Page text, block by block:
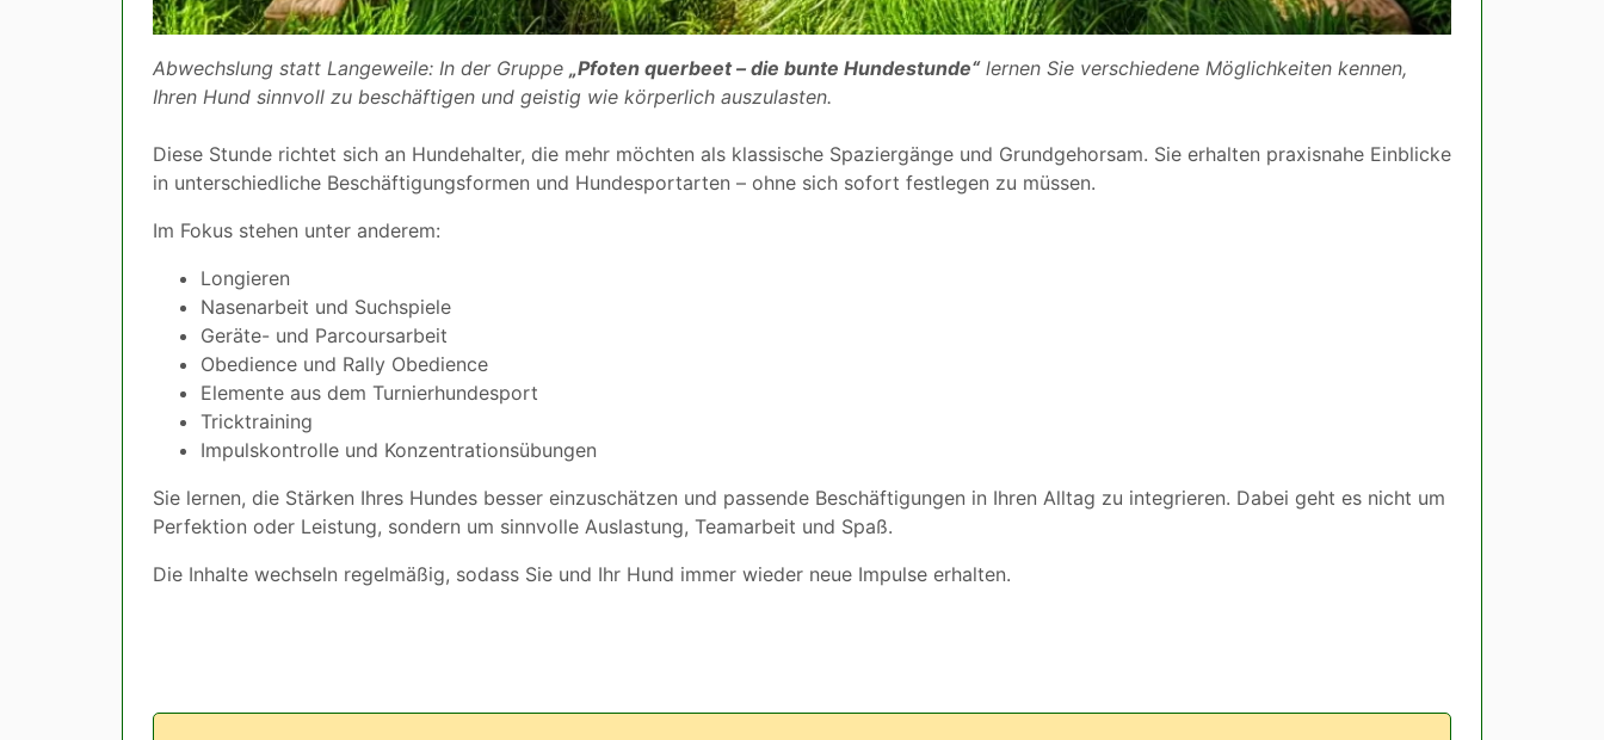
Abwechslung statt Langeweile: In der Gruppe „Pfoten querbeet – die bunte Hundestunde“lernen Sie verschiedene Möglichkeiten kennen,
Ihren Hund sinnvoll zu beschäftigen und geistig wie körperlich auszulasten.
Diese Stunde richtet sich an Hundehalter, die mehr möchten als klassische Spaziergänge und Grundgehorsam. Sie erhalten praxisnahe Einblicke
in unterschiedliche Beschäftigungsformen und Hundesportarten – ohne sich sofort festlegen zu müssen.
Im Fokus stehen unter anderem:
Longieren
Nasenarbeit und Suchspiele
Geräte- und Parcoursarbeit
Obedience und Rally Obedience
Elemente aus dem Turnierhundesport
Tricktraining
Impulskontrolle und Konzentrationsübungen
Sie lernen, die Stärken Ihres Hundes besser einzuschätzen und passende Beschäftigungen in Ihren Alltag zu integrieren. Dabei geht es nicht um
Perfektion oder Leistung, sondern um sinnvolle Auslastung, Teamarbeit und Spaß.
Die Inhalte wechseln regelmäßig, sodass Sie und Ihr Hund immer wieder neue Impulse erhalten.